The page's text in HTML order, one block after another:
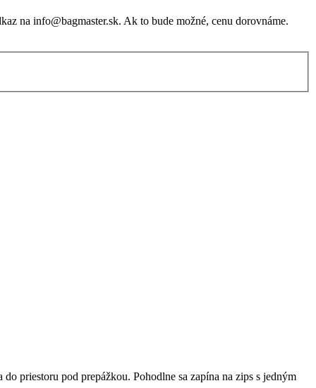
na info@bagmaster.sk. Ak to bude možné, cenu dorovnáme.
priestoru pod prepážkou. Pohodlne sa zapína na zips s jedným